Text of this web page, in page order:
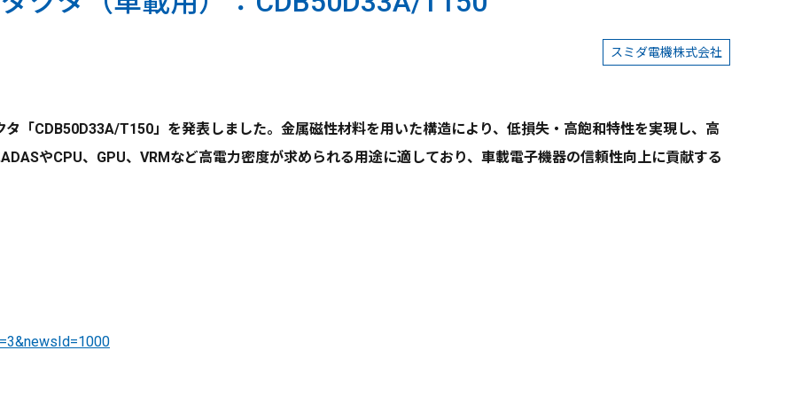
スミダ電機株式会社
「CDB50D33A/T150」を発表しました。金属磁性材料を用いた構造により、低損失・高飽和特性を実現し、高
やCPU、GPU、VRMなど高電力密度が求められる用途に適しており、車載電子機器の信頼性向上に貢献する